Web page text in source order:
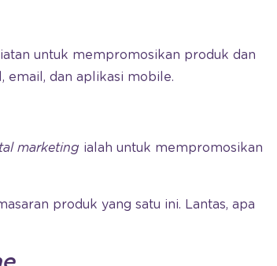
untuk mempromosikan produk dan
email, dan aplikasi mobile.
marketing ialah untuk mempromosikan
produk yang satu ini. Lantas, apa